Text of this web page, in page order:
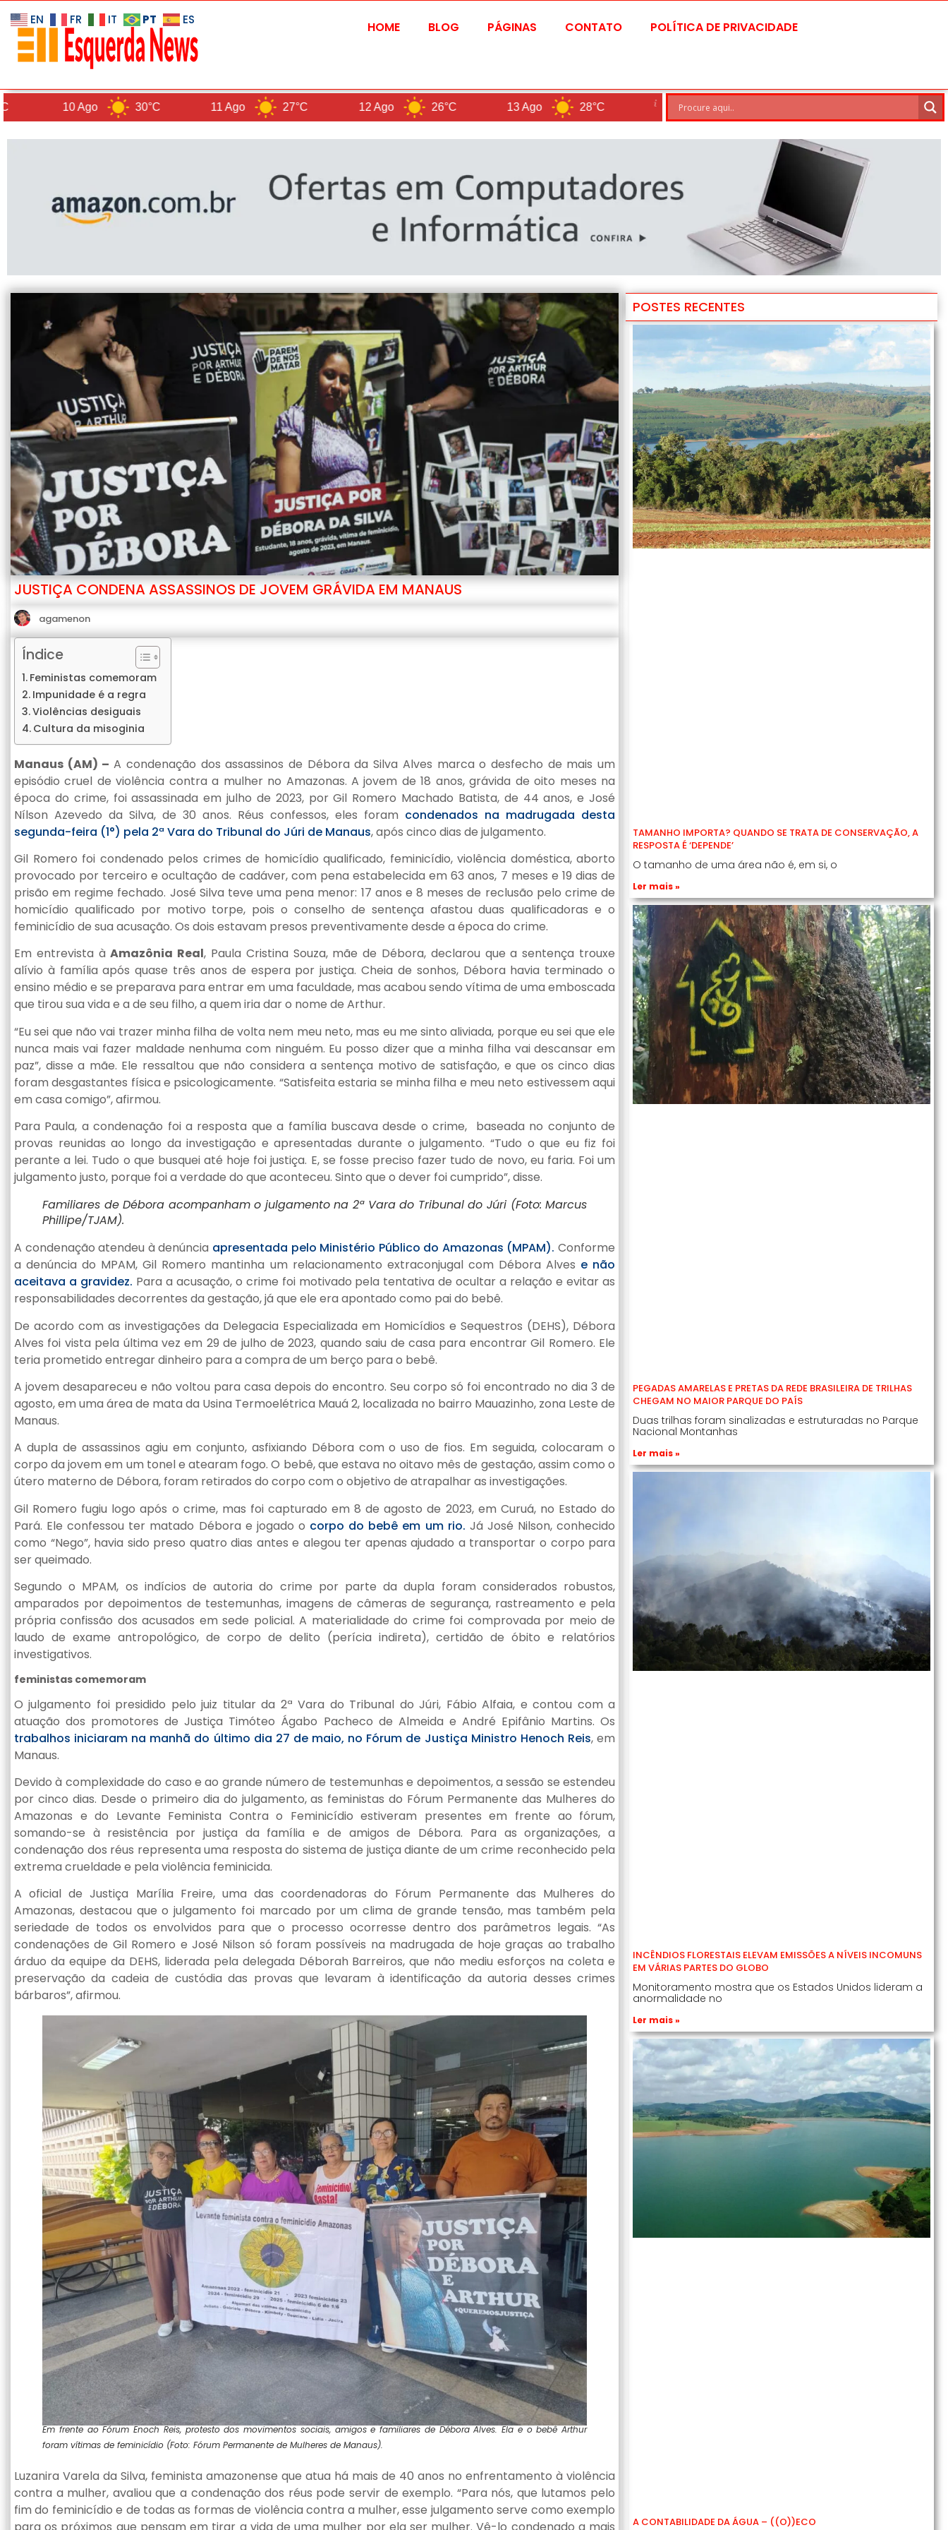
HOME BLOG PÁGINAS CONTATO POLÍTICA DE PRIVACIDADE
Ago 30°C 11 Ago 27°C 12 Ago 26°C 13 Ago 28°C Brasilia
JUSTIÇA CONDENA ASSASSINOS DE JOVEM GRÁVIDA EM MANAUS
agamenon
Índice
Feministas comemoram
Impunidade é a regra
Violências desiguais
Cultura da misoginia
Manaus (AM) –A condenação dos assassinos de Débora da Silva Alves marca o desfecho de mais um
episódio cruel de violência contra a mulher no Amazonas. A jovem de 18 anos, grávida de oito meses na
época do crime, foi assassinada em julho de 2023, por Gil Romero Machado Batista, de 44 anos, e José
Nílson Azevedo da Silva, de 30 anos. Réus confessos, eles foram condenados na madrugada desta
segunda-feira (1°) pela 2ª Vara do Tribunal do Júri de Manaus, após cinco dias de julgamento.
Gil Romero foi condenado pelos crimes de homicídio qualificado, feminicídio, violência doméstica, aborto
provocado por terceiro e ocultação de cadáver, com pena estabelecida em 63 anos, 7 meses e 19 dias de
prisão em regime fechado. José Silva teve uma pena menor: 17 anos e 8 meses de reclusão pelo crime de
homicídio qualificado por motivo torpe, pois o conselho de sentença afastou duas qualificadoras e o
feminicídio de sua acusação. Os dois estavam presos preventivamente desde a época do crime.
Em entrevista àAmazônia Real, Paula Cristina Souza, mãe de Débora, declarou que a sentença trouxe
alívio à família após quase três anos de espera por justiça. Cheia de sonhos, Débora havia terminado o
ensino médio e se preparava para entrar em uma faculdade, mas acabou sendo vítima de uma emboscada
que tirou sua vida e a de seu filho, a quem iria dar o nome de Arthur.
“Eu sei que não vai trazer minha filha de volta nem meu neto, mas eu me sinto aliviada, porque eu sei que ele
nunca mais vai fazer maldade nenhuma com ninguém. Eu posso dizer que a minha filha vai descansar em
paz”, disse a mãe. Ele ressaltou que não considera a sentença motivo de satisfação, e que os cinco dias
foram desgastantes física e psicologicamente. “Satisfeita estaria se minha filha e meu neto estivessem aqui
em casa comigo”, afirmou.
Para Paula, a condenação foi a resposta que a família buscava desde o crime, baseada no conjunto de
provas reunidas ao longo da investigação e apresentadas durante o julgamento. “Tudo o que eu fiz foi
perante a lei. Tudo o que busquei até hoje foi justiça. E, se fosse preciso fazer tudo de novo, eu faria. Foi um
julgamento justo, porque foi a verdade do que aconteceu. Sinto que o dever foi cumprido”, disse.
Familiares de Débora acompanham o julgamento na 2ª Vara do Tribunal do Júri (Foto: Marcus
Phillipe/TJAM).
A condenação atendeu à denúncia apresentada pelo Ministério Público do Amazonas (MPAM). Conforme
a denúncia do MPAM, Gil Romero mantinha um relacionamento extraconjugal com Débora Alves e não
aceitava a gravidez. Para a acusação, o crime foi motivado pela tentativa de ocultar a relação e evitar as
responsabilidades decorrentes da gestação, já que ele era apontado como pai do bebê.
De acordo com as investigações da Delegacia Especializada em Homicídios e Sequestros (DEHS), Débora
Alves foi vista pela última vez em 29 de julho de 2023, quando saiu de casa para encontrar Gil Romero. Ele
teria prometido entregar dinheiro para a compra de um berço para o bebê.
A jovem desapareceu e não voltou para casa depois do encontro. Seu corpo só foi encontrado no dia 3 de
agosto, em uma área de mata da Usina Termoelétrica Mauá 2, localizada no bairro Mauazinho, zona Leste de
Manaus.
A dupla de assassinos agiu em conjunto, asfixiando Débora com o uso de fios. Em seguida, colocaram o
corpo da jovem em um tonel e atearam fogo. O bebê, que estava no oitavo mês de gestação, assim como o
útero materno de Débora, foram retirados do corpo com o objetivo de atrapalhar as investigações.
Gil Romero fugiu logo após o crime, mas foi capturado em 8 de agosto de 2023, em Curuá, no Estado do
Pará. Ele confessou ter matado Débora e jogado o corpo do bebê em um rio. Já José Nilson, conhecido
como “Nego”, havia sido preso quatro dias antes e alegou ter apenas ajudado a transportar o corpo para
ser queimado.
Segundo o MPAM, os indícios de autoria do crime por parte da dupla foram considerados robustos,
amparados por depoimentos de testemunhas, imagens de câmeras de segurança, rastreamento e pela
própria confissão dos acusados em sede policial. A materialidade do crime foi comprovada por meio de
laudo de exame antropológico, de corpo de delito (perícia indireta), certidão de óbito e relatórios
investigativos.
feministas comemoram
O julgamento foi presidido pelo juiz titular da 2ª Vara do Tribunal do Júri, Fábio Alfaia, e contou com a
atuação dos promotores de Justiça Timóteo Ágabo Pacheco de Almeida e André Epifânio Martins. Os
trabalhos iniciaram na manhã do último dia 27 de maio, no Fórum de Justiça Ministro Henoch Reis, em
Manaus.
Devido à complexidade do caso e ao grande número de testemunhas e depoimentos, a sessão se estendeu
por cinco dias. Desde o primeiro dia do julgamento, as feministas do Fórum Permanente das Mulheres do
Amazonas e do Levante Feminista Contra o Feminicídio estiveram presentes em frente ao fórum,
somando-se à resistência por justiça da família e de amigos de Débora. Para as organizações, a
condenação dos réus representa uma resposta do sistema de justiça diante de um crime reconhecido pela
extrema crueldade e pela violência feminicida.
A oficial de Justiça Marília Freire, uma das coordenadoras do Fórum Permanente das Mulheres do
Amazonas, destacou que o julgamento foi marcado por um clima de grande tensão, mas também pela
seriedade de todos os envolvidos para que o processo ocorresse dentro dos parâmetros legais. “As
condenações de Gil Romero e José Nilson só foram possíveis na madrugada de hoje graças ao trabalho
árduo da equipe da DEHS, liderada pela delegada Déborah Barreiros, que não mediu esforços na coleta e
preservação da cadeia de custódia das provas que levaram à identificação da autoria desses crimes
bárbaros”, afirmou.
Em frente ao Fórum Enoch Reis, protesto dos movimentos sociais, amigos e familiares de Débora Alves. Ela e o bebê Arthur
foram vítimas de feminicídio (Foto: Fórum Permanente de Mulheres de Manaus).
Luzanira Varela da Silva, feminista amazonense que atua há mais de 40 anos no enfrentamento à violência
contra a mulher, avaliou que a condenação dos réus pode servir de exemplo. “Para nós, que lutamos pelo
fim do feminicídio e de todas as formas de violência contra a mulher, esse julgamento serve como exemplo
POSTES RECENTES
TAMANHO IMPORTA? QUANDO SE TRATA DE CONSERVAÇÃO, A
RESPOSTA É ‘DEPENDE’
O tamanho de uma área não é, em si, o
Ler mais »
PEGADAS AMARELAS E PRETAS DA REDE BRASILEIRA DE TRILHAS
CHEGAM NO MAIOR PARQUE DO PAÍS
Duas trilhas foram sinalizadas e estruturadas no Parque
Nacional Montanhas
Ler mais »
INCÊNDIOS FLORESTAIS ELEVAM EMISSÕES A NÍVEIS INCOMUNS
EM VÁRIAS PARTES DO GLOBO
Monitoramento mostra que os Estados Unidos lideram a
anormalidade no
Ler mais »
A CONTABILIDADE DA ÁGUA – ((O))ECO
EN FR IT PT ES